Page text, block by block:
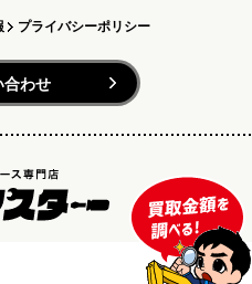
プライバシーポリシー
合わせ
スター All rights reserved.